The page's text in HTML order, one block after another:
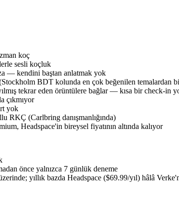
koç
sesli koçluk
— kendini baştan anlatmak yok
BDT kolunda en çok beğenilen temalardan
tekrar eden örüntülere bağlar — kısa bir check-in
çıkmıyor
yok
RKÇ (Carlbring danışmanlığında)
Headspace'in bireysel fiyatının altında kalıyor
önce yalnızca 7 günlük deneme
yıllık bazda Headspace ($69.99/yıl) hâlâ